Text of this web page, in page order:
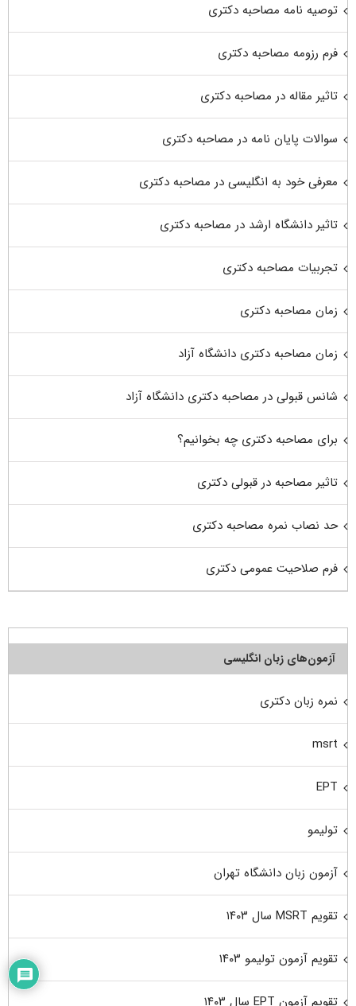
توصیه نامه مصاحبه دکتری
فرم رزومه مصاحبه دکتری
تاثیر مقاله در مصاحبه دکتری
سوالات پایان نامه در مصاحبه دکتری
معرفی خود به انگلیسی در مصاحبه دکتری
تاثیر دانشگاه ارشد در مصاحبه دکتری
تجربیات مصاحبه دکتری
زمان مصاحبه دکتری
زمان مصاحبه دکتری دانشگاه آزاد
شانس قبولی در مصاحبه دکتری دانشگاه آزاد
برای مصاحبه دکتری چه بخوانیم؟
تاثیر مصاحبه در قبولی دکتری
حد نصاب نمره مصاحبه دکتری
فرم صلاحیت عمومی دکتری
آزمون‌های زبان انگلیسی
نمره زبان دکتری
msrt
EPT
تولیمو
آزمون زبان دانشگاه تهران
تقویم MSRT سال ۱۴۰۳
تقویم آزمون تولیمو ۱۴۰۳